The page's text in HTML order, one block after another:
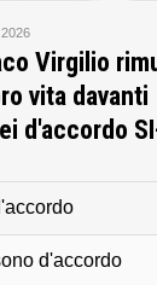
Virgilio
vita davanti
d'accordo
d'accordo